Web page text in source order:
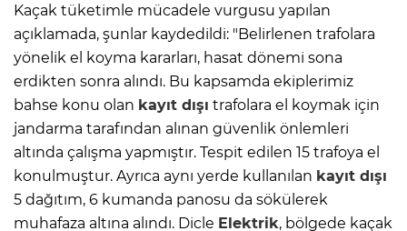
Kaçak tüketimle mücadele vurgusu yapılan
açıklamada, şunlar kaydedildi: "Belirlenen trafolara
yönelik el koyma kararları, hasat dönemi sona
erdikten sonra alındı. Bu kapsamda ekiplerimiz
bahse konu olan kayıt dışı trafolara el koymak için
jandarma tarafından alınan güvenlik önlemleri
altında çalışma yapmıştır. Tespit edilen 15 trafoya el
konulmuştur. Ayrıca aynı yerde kullanılan kayıt dışı
5 dağıtım, 6 kumanda panosu da sökülerek
muhafaza altına alındı. Dicle Elektrik, bölgede kaçak